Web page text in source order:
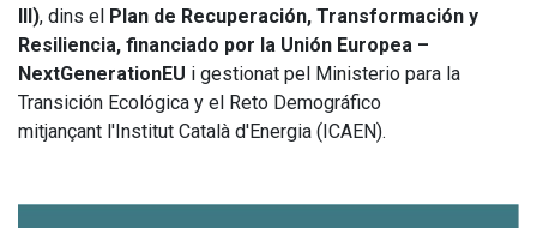
III), dins el Plan de Recuperación, Transformación y
Resiliencia, financiado por la Unión Europea –
NextGenerationEU i gestionat pel Ministerio para la
Transición Ecológica y el Reto Demográfico
mitjançant l'Institut Català d'Energia (ICAEN).